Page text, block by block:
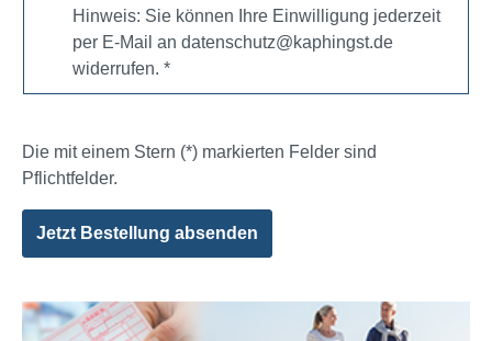
Hinweis: Sie können Ihre Einwilligung jederzeit
per E-Mail an datenschutz@kaphingst.de
widerrufen. *
Die mit einem Stern (*) markierten Felder sind
Pflichtfelder.
Jetzt Bestellung absenden